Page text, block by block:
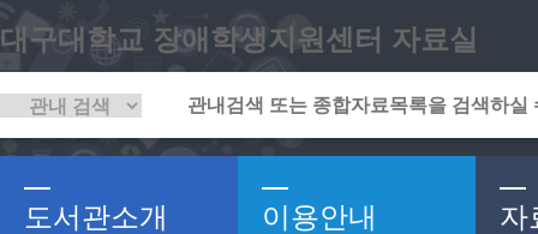
대구대학교 장애학생지원센터 자료실
도서관소개 이용안내 자